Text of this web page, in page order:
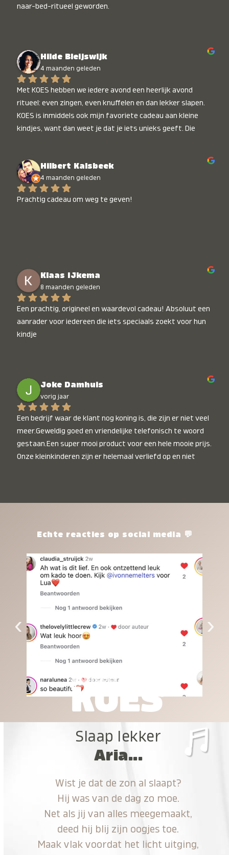
naar-bed-ritueel geworden.
Hilde Bleijswijk
4 maanden geleden
Met KOES hebben we iedere avond een heerlijk avond
ritueel: even zingen, even knuffelen en dan lekker slapen.
KOES is inmiddels ook mijn favoriete cadeau aan kleine
kindjes, want dan weet je dat je iets unieks geeft. Die
Hilbert Kalsbeek
4 maanden geleden
Prachtig cadeau om weg te geven!
Klaas IJkema
8 maanden geleden
Een prachtig, origineel en waardevol cadeau! Absoluut een
aanrader voor iedereen die iets speciaals zoekt voor hun
kindje
Joke Damhuis
vorig jaar
Een bedrijf waar de klant nog koning is, die zijn er niet veel
meer.Geweldig goed en vriendelijke telefonisch te woord
gestaan.Een super mooi product voor een hele mooie prijs.
Onze kleinkinderen zijn er helemaal verliefd op en niet
het waard.Echte reacties op social media 💬
‹ ›
Slaap lekker
Aria...
Wist je dat de zon al slaapt?
Hij was van de dag zo moe.
Net als jij van alles meegemaakt,
deed hij blij zijn oogjes toe.
Maak vlak voordat het licht uitging,